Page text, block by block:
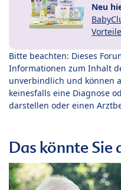
Neu
Vorteile
Bitte beachten: Dieses
Informationen zum Inhalt
unverbindlich und können
keinesfalls eine Diagnose
darstellen oder einen
Das könnte Sie